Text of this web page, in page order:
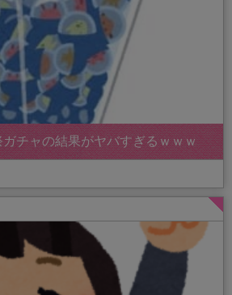
チャの結果がヤバすぎるｗｗｗ